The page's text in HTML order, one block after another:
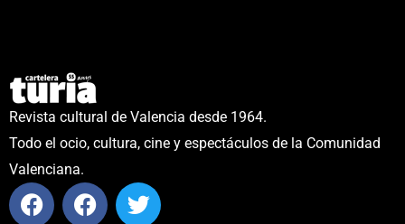
Revista cultural de Valencia desde 1964.
Todo el ocio, cultura, cine y espectáculos de la Comunidad
Valenciana.